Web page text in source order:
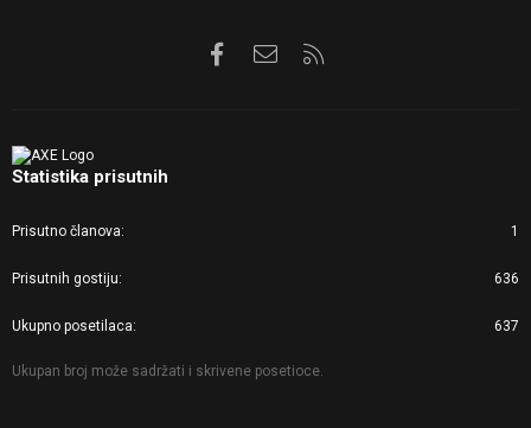
FacebookKontaktirajte nas
Statistika prisutnih
Prisutno članova 1
Prisutnih gostiju 636
Ukupno posetilaca 637
Ukupan broj može sadržati i skrivene posetioce.